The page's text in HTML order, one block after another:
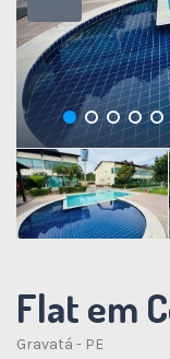
Flat em
Gravatá - PE